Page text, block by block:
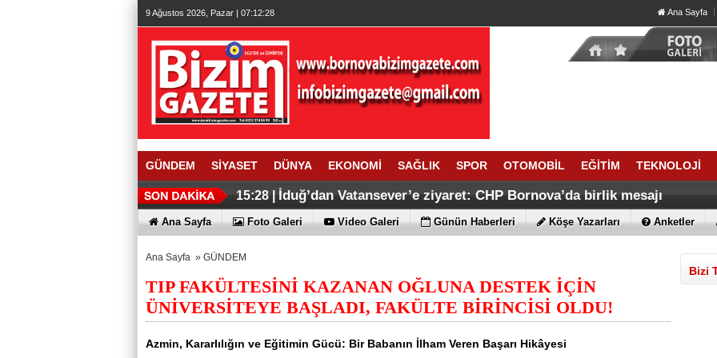
9 Ağustos 2026, Pazar | 07:12:29 Ana Sayfa
GÜNDEM SİYASET DÜNYA EKONOMİ SAĞLIK SPOR OTOMOBİL EĞİTİM TEKNOLOJİ
15:28 | İduğ’dan Vatansever’e ziyaret: CHP Bornova’da birlik mesajı
Ana Sayfa Foto Galeri Video Galeri Günün Haberleri Köşe Yazarları Anketler
Ana Sayfa » GÜNDEM
TIP FAKÜLTESİNİ KAZANAN OĞLUNA DESTEK İÇİN
ÜNİVERSİTEYE BAŞLADI, FAKÜLTE BİRİNCİSİ OLDU!
Azmin, Kararlılığın ve Eğitimin Gücü: Bir Babanın İlham Veren Başarı Hikâyesi
Bizi